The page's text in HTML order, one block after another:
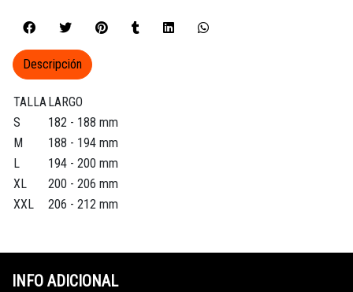
TALLA LARGO
S
182 - 188 mm
M
188 - 194 mm
L
194 - 200 mm
XL
200 - 206 mm
XXL
206 - 212 mm
Descripción
INFO ADICIONAL